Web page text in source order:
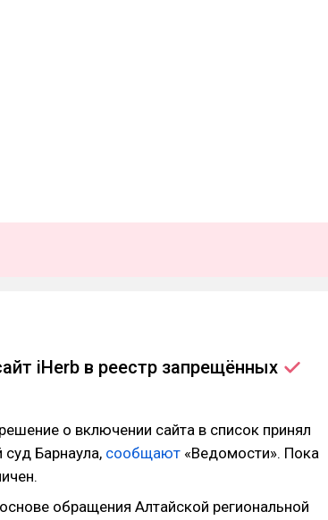
iHerb в реестр запрещённых
о включении сайта в список принял
Барнаула, сообщают «Ведомости». Пока
обращения Алтайской региональной